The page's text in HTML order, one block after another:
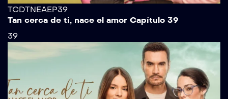
TCDTNEAEP39
Tan cerca de ti, nace el amor Capítulo 39
39